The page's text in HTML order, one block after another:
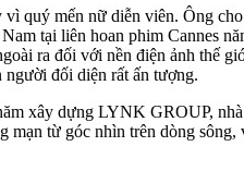
mến nữ diễn viên. Ông
tại liên hoan phim Cannes
ra đối với nền điện ảnh thế
đối diện rất ấn tượng.
xây dựng LYNK GROUP,
từ góc nhìn trên dòng